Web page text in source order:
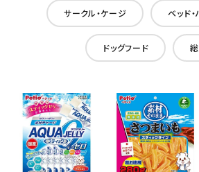
サークル・ケージ ベッド・
ドッグフード